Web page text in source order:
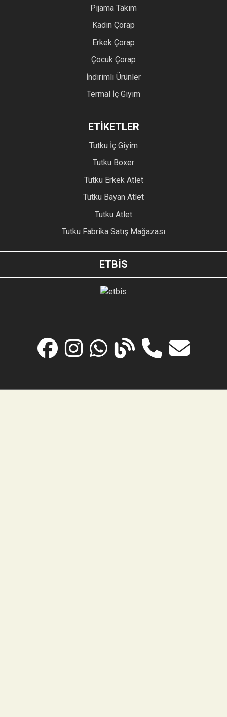
Pijama Takım
Kadın Çorap
Erkek Çorap
Çocuk Çorap
İndirimli Ürünler
Termal İç Giyim
ETİKETLER
Tutku İç Giyim
Tutku Boxer
Tutku Erkek Atlet
Tutku Bayan Atlet
Tutku Atlet
Tutku Fabrika Satış Mağazası
ETBİS